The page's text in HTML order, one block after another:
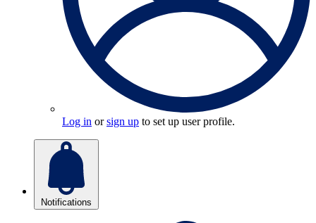
Log in orsign up to set up user profile.
Notifications